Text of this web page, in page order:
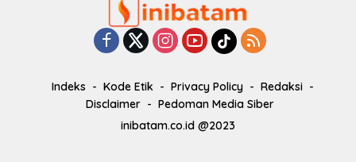
Indeks Kode Etik Privacy Policy
Redaksi
Disclaimer
Pedoman Media Siber
inibatam.co.id @2023